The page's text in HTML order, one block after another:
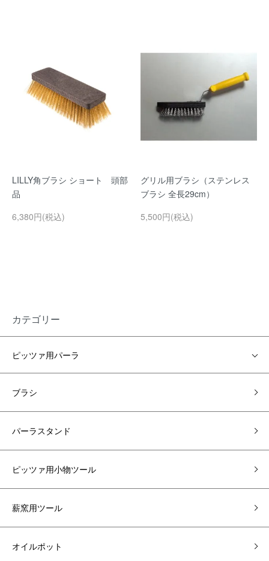
LILLY角ブラシ ショート 頭部
品
6,380円(税込)
グリル用ブラシ（ステンレス
ブラシ 全長29cm）
5,500円(税込)
カテゴリー
ピッツァ用パーラ
ブラシ
パーラスタンド
ピッツァ用小物ツール
薪窯用ツール
オイルポット